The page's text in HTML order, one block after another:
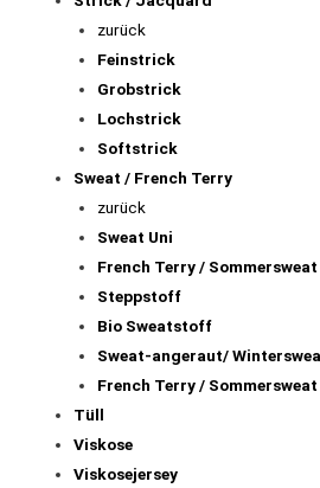
zurück
Feinstrick
Grobstrick
Lochstrick
Softstrick
Sweat / French Terry
zurück
Sweat Uni
French Terry / Sommersweat
Steppstoff
Bio Sweatstoff
Sweat-angeraut/
French Terry /
Tüll
Viskose
Viskosejersey